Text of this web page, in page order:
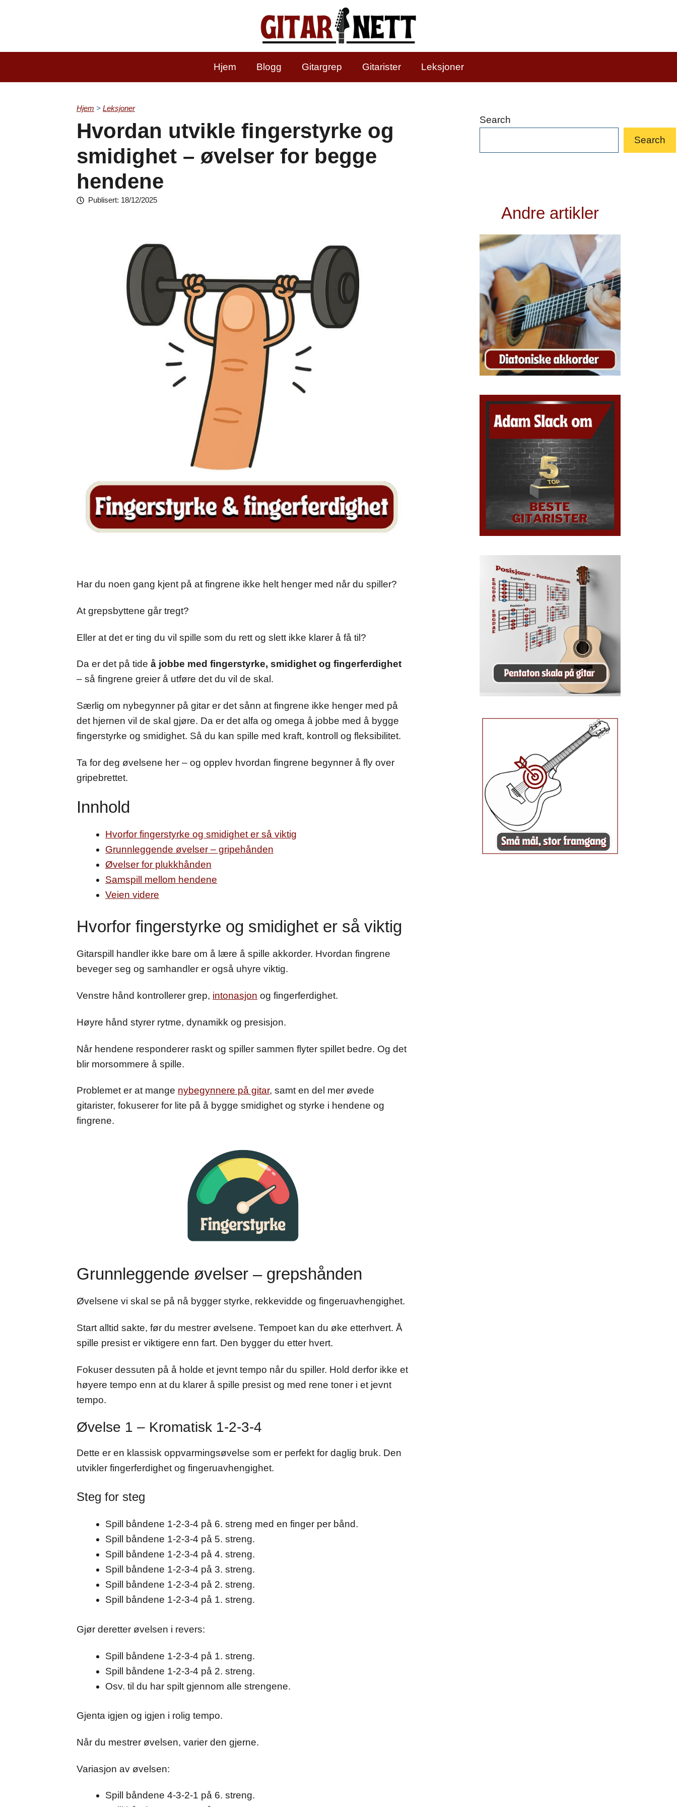
Hjem Blogg Gitargrep Gitarister Leksjoner
Hjem > Leksjoner
Hvordan utvikle fingerstyrke og
smidighet – øvelser for begge
hendene
Publisert: 18/12/2025
Har du noen gang kjent på at fingrene ikke helt henger med når du spiller?
At grepsbyttene går tregt?
Eller at det er ting du vil spille som du rett og slett ikke klarer å få til?
Da er det på tide å jobbe med fingerstyrke, smidighet og fingerferdighet
– så fingrene greier å utføre det du vil de skal.
Særlig om nybegynner på gitar er det sånn at fingrene ikke henger med på
det hjernen vil de skal gjøre. Da er det alfa og omega å jobbe med å bygge
fingerstyrke og smidighet. Så du kan spille med kraft, kontroll og fleksibilitet.
Ta for deg øvelsene her – og opplev hvordan fingrene begynner å fly over
gripebrettet.
Innhold
Hvorfor fingerstyrke og smidighet er så viktig
Grunnleggende øvelser – gripehånden
Øvelser for plukkhånden
Samspill mellom hendene
Veien videre
Hvorfor fingerstyrke og smidighet er så viktig
Gitarspill handler ikke bare om å lære å spille akkorder. Hvordan fingrene
beveger seg og samhandler er også uhyre viktig.
Venstre hånd kontrollerer grep, intonasjon og fingerferdighet.
Høyre hånd styrer rytme, dynamikk og presisjon.
Når hendene responderer raskt og spiller sammen flyter spillet bedre. Og det
blir morsommere å spille.
Problemet er at mange nybegynnere på gitar, samt en del mer øvede
gitarister, fokuserer for lite på å bygge smidighet og styrke i hendene og
fingrene.
Grunnleggende øvelser – grepshånden
Øvelsene vi skal se på nå bygger styrke, rekkevidde og fingeruavhengighet.
Start alltid sakte, før du mestrer øvelsene. Tempoet kan du øke etterhvert. Å
spille presist er viktigere enn fart. Den bygger du etter hvert.
Fokuser dessuten på å holde et jevnt tempo når du spiller. Hold derfor ikke et
høyere tempo enn at du klarer å spille presist og med rene toner i et jevnt
tempo.
Øvelse 1 – Kromatisk 1-2-3-4
Dette er en klassisk oppvarmingsøvelse som er perfekt for daglig bruk. Den
utvikler fingerferdighet og fingeruavhengighet.
Steg for steg
Spill båndene 1-2-3-4 på 6. streng med en finger per bånd.
Spill båndene 1-2-3-4 på 5. streng.
Spill båndene 1-2-3-4 på 4. streng.
Spill båndene 1-2-3-4 på 3. streng.
Spill båndene 1-2-3-4 på 2. streng.
Spill båndene 1-2-3-4 på 1. streng.
Gjør deretter øvelsen i revers:
Spill båndene 1-2-3-4 på 1. streng.
Spill båndene 1-2-3-4 på 2. streng.
Osv. til du har spilt gjennom alle strengene.
Gjenta igjen og igjen i rolig tempo.
Når du mestrer øvelsen, varier den gjerne.
Variasjon av øvelsen:
Spill båndene 4-3-2-1 på 6. streng.
Search
Search
Andre artikler